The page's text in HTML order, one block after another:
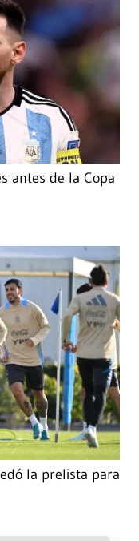
antes de la Copa
la prelista para